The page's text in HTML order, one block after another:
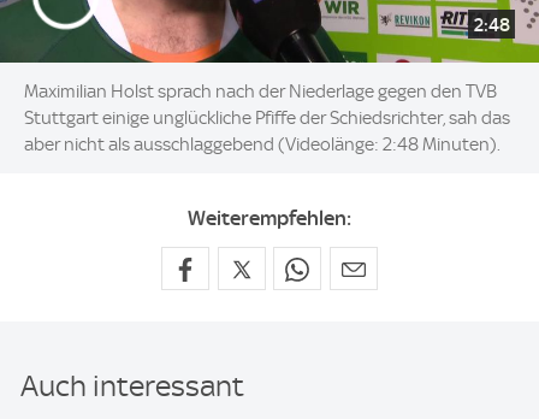
2:48
Maximilian Holst sprach nach der Niederlage gegen den TVB
Stuttgart einige unglückliche Pfiffe der Schiedsrichter, sah das
aber nicht als ausschlaggebend (Videolänge: 2:48 Minuten).
Weiterempfehlen:
Auch interessant